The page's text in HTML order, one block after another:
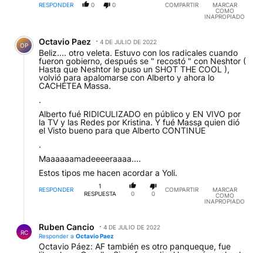
RESPONDER 0 0 COMPARTIR
MARCAR
COMO
INAPROPIADO
OP Octavio Paez 4 DE JULIO DE 2022
Beliz.... otro veleta. Estuvo con los radicales cuando
fueron gobierno, después se " recostó " con Neshtor (
Hasta que Neshtor le puso un SHOT THE COOL ),
volvió para apalomarse con Alberto y ahora lo
CACHETEA Massa.
.
Alberto fué RIDICULIZADO en público y EN VIVO por
la TV y las Redes por Kristina. Y fué Massa quien dió
el Visto bueno para que Alberto CONTINÚE
.
Maaaaaamadeeeeraaaa....
Estos tipos me hacen acordar a Yoli.
RESPONDER
1
RESPUESTA
0 0
COMPARTIR
MARCAR
COMO
INAPROPIADO
RC
Ruben Cancio
4 DE JULIO DE 2022
Responder a Octavio Paez
Octavio Páez: AF también es otro panqueque, fue